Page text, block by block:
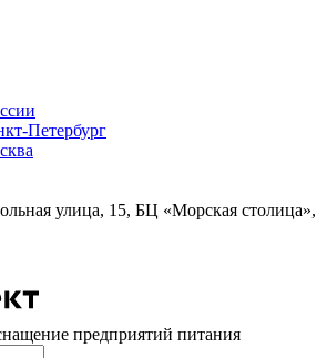
Петербург
улица, 15, БЦ «Морская столица»,
предприятий питания